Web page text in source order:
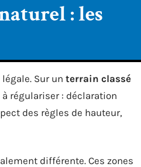
: les
Sur un terrain classé
régulariser : déclaration
des règles de hauteur,
différente. Ces zones